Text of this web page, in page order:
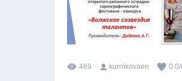
469 kurnikovaen 0.0/